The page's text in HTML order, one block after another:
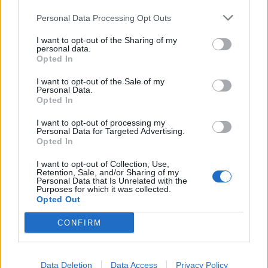
Personal Data Processing Opt Outs
I want to opt-out of the Sharing of my
personal data.
Opted In
I want to opt-out of the Sale of my
Personal Data.
Opted In
I want to opt-out of processing my
Personal Data for Targeted Advertising.
Opted In
I want to opt-out of Collection, Use,
Retention, Sale, and/or Sharing of my
Personal Data that Is Unrelated with the
Purposes for which it was collected.
Opted Out
CONFIRM
Data Deletion Data Access Privacy Policy
Почна војната во ФИФА: Ова е
Инфантино!
потврди кои тројца играчи веќе
нема да играат за Бразил!
НАЈЧИТАНИ ВО ПОСЛЕДНИ 7 ДЕНА
УАПСЕН МАКЕДОНЕЦОТ АНДРЕЈ
КАВАЧКИ КЛАН (ФОТО)
(Видео) СНИМКА СО ПАРИ КОИ
ЈА НАПУШТААТ АЛБАНИЈА, се
тврди дека се на Еди Рама